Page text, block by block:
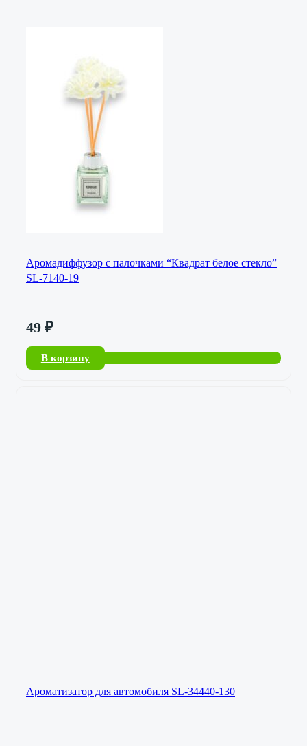
Аромадиффузор с палочками “Квадрат белое стекло”
SL-7140-19
49 ₽
В корзину
Ароматизатор для автомобиля SL-34440-130